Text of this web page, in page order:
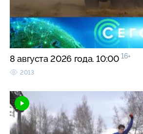
8 августа 2026 года. 10:00 16+
2013